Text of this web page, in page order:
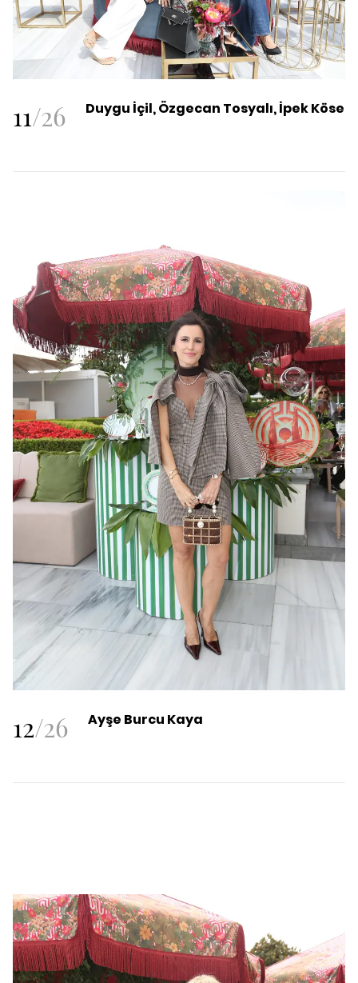
11/26 Duygu İçil, Özgecan Tosyalı, İpek Köse
12/26 Ayşe Burcu Kaya